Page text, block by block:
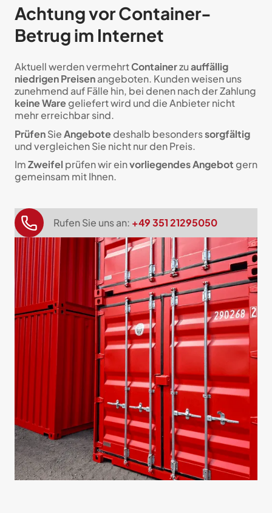
Achtung vor Container-
Betrug im Internet
Aktuell werden vermehrtContainerzuauffällig
niedrigen Preisenangeboten. Kunden weisen uns
zunehmend auf Fälle hin, bei denen nach der Zahlung
keine Waregeliefert wird und die Anbieter nicht
mehr erreichbar sind.
PrüfenSieAngebotedeshalb besonderssorgfältig
und vergleichen Sie nicht nur den Preis.
ImZweifel prüfen wir einvorliegendes Angebotgern
gemeinsam mit Ihnen.
Rufen Sie uns an: +49 351 21295050